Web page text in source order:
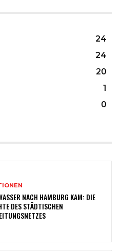
24
24
20
1
0
NACH HAMBURG KAM: DIE
DES STÄDTISCHEN